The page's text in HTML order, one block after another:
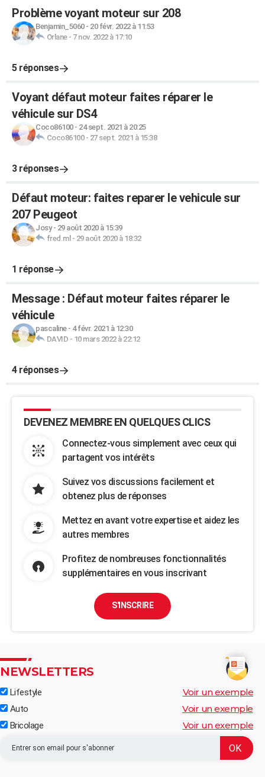
Problème voyant moteur sur 208
Benjamin_5060- 20 févr. 2022 à 11:53
Orlane- 7 nov. 2022 à 17:10
5 réponses
Voyant défaut moteur faites réparer le
véhicule sur DS4
Coco86100- 24 sept. 2021 à 20:25
Coco86100- 27 sept. 2021 à 15:38
3 réponses
Défaut moteur: faites reparer le vehicule sur
207 Peugeot
Josy- 29 août 2020 à 15:39
fred.ml - 29 août 2020 à 18:32
1 réponse
Message : Défaut moteur faites réparer le
véhicule
pascaline- 4 févr. 2021 à 12:30
DAVID - 10 mars 2022 à 22:12
4 réponses
DEVENEZ MEMBRE EN QUELQUES CLICS
Connectez-vous simplement avec ceux qui
partagent vos intérêts
Suivez vos discussions facilement et
obtenez plus de réponses
Mettez en avant votre expertise et aidez les
autres membres
Profitez de nombreuses fonctionnalités
supplémentaires en vous inscrivant
S'INSCRIRE
NEWSLETTERS
Lifestyle Voir un exemple
Auto Voir un exemple
Bricolage Voir un exemple